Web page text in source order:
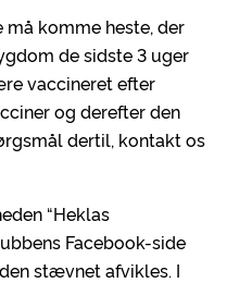
må komme heste, der
de sidste 3 uger
vaccineret efter
og derefter den
dertil, kontakt os
“Heklas
Facebook-side
stævnet afvikles. I